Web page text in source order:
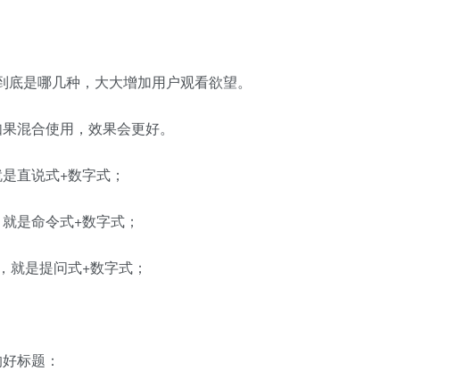
是哪几种，大大增加用户观看欲望。
混合使用，效果会更好。
直说式+数字式；
是命令式+数字式；
就是提问式+数字式；
标题：